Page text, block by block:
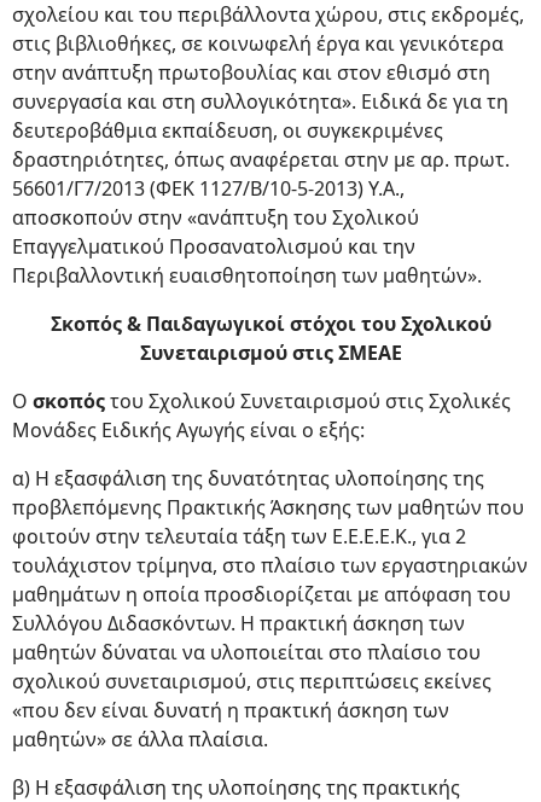
σχολείου και του περιβάλλοντα χώρου, στις εκδρομές,
στις βιβλιοθήκες, σε κοινωφελή έργα και γενικότερα
στην ανάπτυξη πρωτοβουλίας και στον εθισμό στη
συνεργασία και στη συλλογικότητα». Ειδικά δε για τη
δευτεροβάθμια εκπαίδευση, οι συγκεκριμένες
δραστηριότητες, όπως αναφέρεται στην με αρ. πρωτ.
56601/Γ7/2013 (ΦΕΚ 1127/Β/10-5-2013) Υ.Α.,
αποσκοπούν στην «ανάπτυξη του Σχολικού
Επαγγελματικού Προσανατολισμού και την
Περιβαλλοντική ευαισθητοποίηση των μαθητών».
Σκοπός & Παιδαγωγικοί στόχοι του Σχολικού
Συνεταιρισμού στις ΣΜΕΑΕ
Ο σκοπόςτου Σχολικού Συνεταιρισμού στις Σχολικές
Μονάδες Ειδικής Αγωγής είναι ο εξής:
α) Η εξασφάλιση της δυνατότητας υλοποίησης της
προβλεπόμενης Πρακτικής Άσκησης των μαθητών που
φοιτούν στην τελευταία τάξη των Ε.Ε.Ε.Ε.Κ., για 2
τουλάχιστον τρίμηνα, στο πλαίσιο των εργαστηριακών
μαθημάτων η οποία προσδιορίζεται με απόφαση του
Συλλόγου Διδασκόντων. Η πρακτική άσκηση των
μαθητών δύναται να υλοποιείται στο πλαίσιο του
σχολικού συνεταιρισμού, στις περιπτώσεις εκείνες
«που δεν είναι δυνατή η πρακτική άσκηση των
μαθητών» σε άλλα πλαίσια.
β) Η εξασφάλιση της υλοποίησης της πρακτικής